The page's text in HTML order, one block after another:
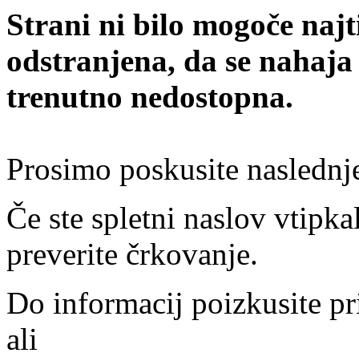
Strani ni bilo mogoče
odstranjena, da se
trenutno nedostopna.
Prosimo poskusite
Če ste spletni naslov
preverite črkovanje.
Do informacij poizkusite
ali